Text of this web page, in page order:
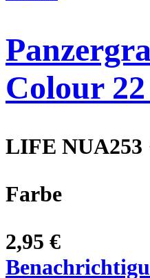
Colour
LIFE NUA253
Farbe
2,95 €